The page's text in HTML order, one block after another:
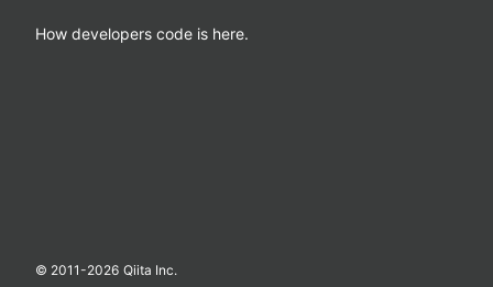
How developers code is here.
© 2011-2026 Qiita Inc.